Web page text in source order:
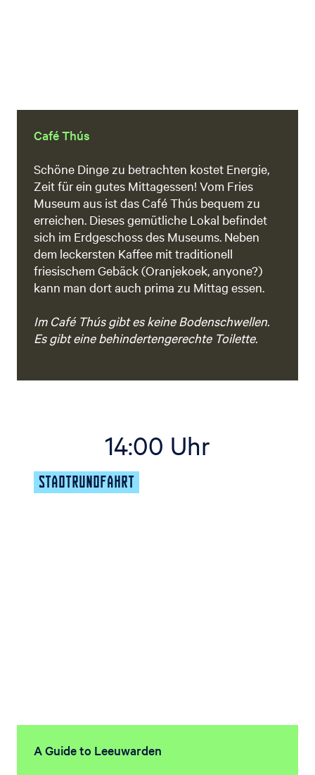
Café Thús
Schöne Dinge zu betrachten kostet Energie,
Zeit für ein gutes Mittagessen! Vom Fries
Museum aus ist das Café Thús bequem zu
erreichen. Dieses gemütliche Lokal befindet
sich im Erdgeschoss des Museums. Neben
dem leckersten Kaffee mit traditionell
friesischem Gebäck (Oranjekoek, anyone?)
kann man dort auch prima zu Mittag essen.
Im Café Thús gibt es keine Bodenschwellen.
Es gibt eine behindertengerechte Toilette.
14:00 Uhr
STADTRUNDFAHRT
A Guide to Leeuwarden